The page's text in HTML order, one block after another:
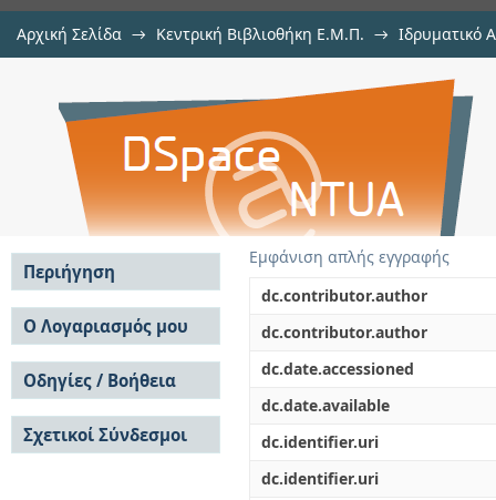
Αρχική Σελίδα → Κεντρική Βιβλιοθήκη Ε.Μ.Π. → Ιδρυματικό
Επικάλυψη νανοσωλήνων
θερμοηλεκτρικές εφαρμογές
Εμφάνιση απλής εγγραφής
dc.contributor.author
dc.contributor.author
dc.date.accessioned
dc.date.available
dc.identifier.uri
dc.identifier.uri
Περιήγηση
Σε όλο το DSpace
Κοινότητες & Συλλογές
Ανά Ημερομηνία
Έκδοσης
Συγγραφείς
Τίτλοι
Θέματα
Ο Λογαριασμός μου
Σύνδεση
Εγγραφή
Οδηγίες / Βοήθεια
Οδηγίες Υποβολής
Οδηγίες Χρήσης ΙΑ
Συχνές Ερωτήσεις
Σχετικοί Σύνδεσμοι